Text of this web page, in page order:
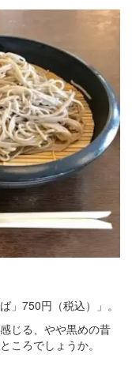
」750円（税込）」。
じる、やや黒めの昔
ころでしょうか。